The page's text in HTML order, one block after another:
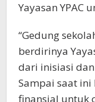
Yayasan YPAC
“Gedung
berdirinya
dari inisiasi
Sampai saat
finansial untuk